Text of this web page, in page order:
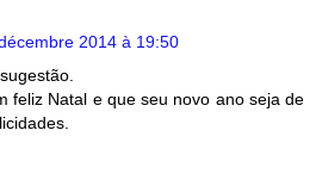
2014 à 19:50
feliz Natal e que seu novo ano seja de